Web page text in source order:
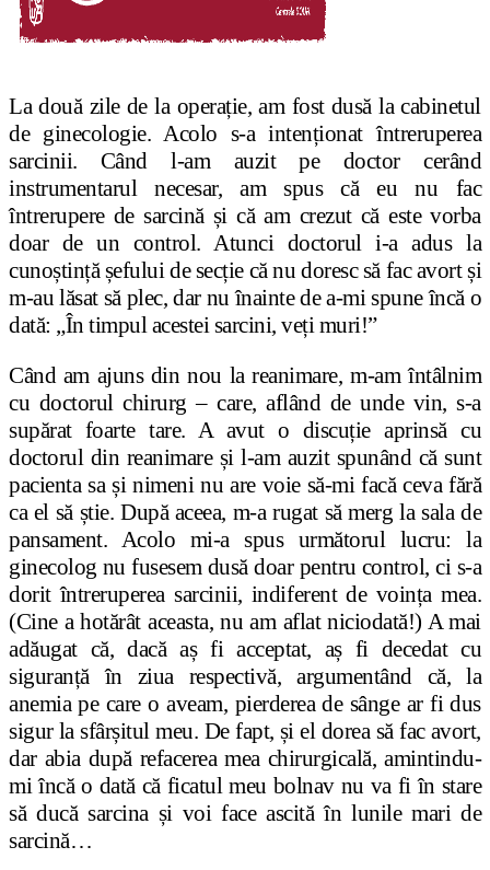
La două zile de la operație, am fost dusă la cabinetul
de ginecologie. Acolo s-a intenționat întreruperea
sarcinii. Când l-am auzit pe doctor cerând
instrumentarul necesar, am spus că eu nu fac
întrerupere de sarcină și că am crezut că este vorba
doar de un control. Atunci doctorul i-a adus la
cunoștință șefului de secție că nu doresc să fac avort și
m-au lăsat să plec, dar nu înainte de a-mi spune încă o
dată: „În timpul acestei sarcini, veți muri!”
Când am ajuns din nou la reanimare, m-am întâlnim
cu doctorul chirurg – care, aflând de unde vin, s-a
supărat foarte tare. A avut o discuție aprinsă cu
doctorul din reanimare și l-am auzit spunând că sunt
pacienta sa și nimeni nu are voie să-mi facă ceva fără
ca el să știe. După aceea, m-a rugat să merg la sala de
pansament. Acolo mi-a spus următorul lucru: la
ginecolog nu fusesem dusă doar pentru control, ci s-a
dorit întreruperea sarcinii, indiferent de voința mea.
(Cine a hotărât aceasta, nu am aflat niciodată!) A mai
adăugat că, dacă aș fi acceptat, aș fi decedat cu
siguranță în ziua respectivă, argumentând că, la
anemia pe care o aveam, pierderea de sânge ar fi dus
sigur la sfârșitul meu. De fapt, și el dorea să fac avort,
dar abia după refacerea mea chirurgicală, amintindu-
mi încă o dată că ficatul meu bolnav nu va fi în stare
să ducă sarcina și voi face ascită în lunile mari de
sarcină…